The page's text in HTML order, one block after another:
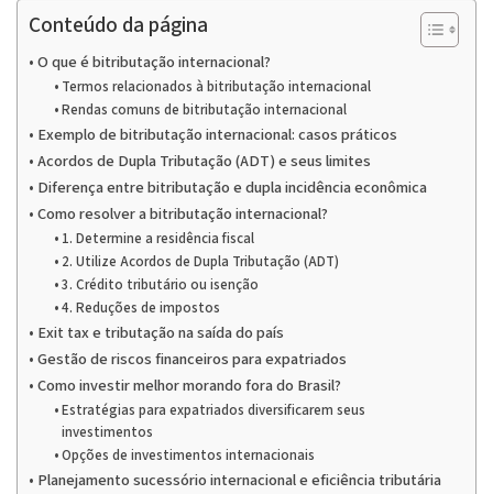
Conteúdo da página
O que é bitributação internacional?
Termos relacionados à bitributação internacional
Rendas comuns de bitributação internacional
Exemplo de bitributação internacional: casos práticos
Acordos de Dupla Tributação (ADT) e seus limites
Diferença entre bitributação e dupla incidência econômica
Como resolver a bitributação internacional?
1. Determine a residência fiscal
2. Utilize Acordos de Dupla Tributação (ADT)
3. Crédito tributário ou isenção
4. Reduções de impostos
Exit tax e tributação na saída do país
Gestão de riscos financeiros para expatriados
Como investir melhor morando fora do Brasil?
Estratégias para expatriados diversificarem seus
investimentos
Opções de investimentos internacionais
Planejamento sucessório internacional e eficiência tributária